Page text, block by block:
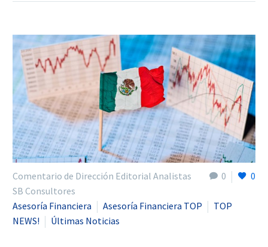
0 0
Comentario de Dirección Editorial Analistas
SB Consultores
Asesoría Financiera
Asesoría Financiera TOP
TOP
NEWS!
Últimas Noticias